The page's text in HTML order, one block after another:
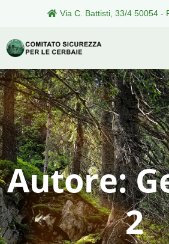
Via C. Battisti, 33/4 50054 -
Autore:
2